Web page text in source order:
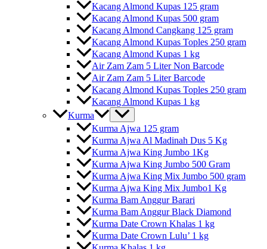
Kacang Almond Kupas 125 gram
Kacang Almond Kupas 500 gram
Kacang Almond Cangkang 125 gram
Kacang Almond Kupas Toples 250 gram
Kacang Almond Kupas 1 kg
Air Zam Zam 5 Liter Non Barcode
Air Zam Zam 5 Liter Barcode
Kacang Almond Kupas Toples 250 gram
Kacang Almond Kupas 1 kg
Kurma
Kurma Ajwa 125 gram
Kurma Ajwa Al Madinah Dus 5 Kg
Kurma Ajwa King Jumbo 1Kg
Kurma Ajwa King Jumbo 500 Gram
Kurma Ajwa King Mix Jumbo 500 gram
Kurma Ajwa King Mix Jumbo1 Kg
Kurma Bam Anggur Barari
Kurma Bam Anggur Black Diamond
Kurma Date Crown Khalas 1 kg
Kurma Date Crown Lulu’ 1 kg